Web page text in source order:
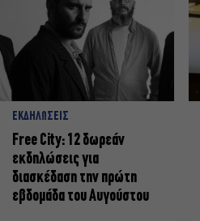
ΕΚΔΗΛΩΣΕΙΣ
Free City: 12 δωρεάν
εκδηλώσεις για
διασκέδαση την πρώτη
εβδομάδα του Αυγούστου